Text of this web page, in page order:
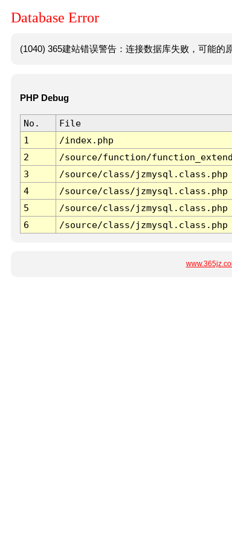
Database Error
(1040) 365建站错误警告：连接数据库失败，可能的
PHP Debug
No. File
1
/index.php
2
/source/function/
3
/source/class/jzmysql.class.php
4
/source/class/jzmysql.class.php
5
/source/class/jzmysql.class.php
6
/source/class/jzmysql.class.php